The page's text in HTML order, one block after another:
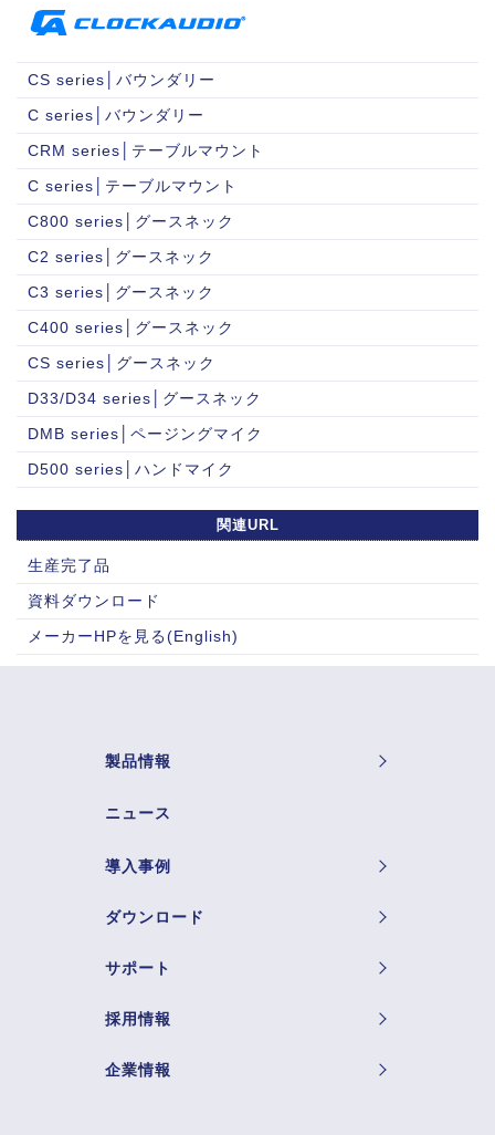
CS series│バウンダリー
C series│バウンダリー
CRM series│テーブルマウント
C series│テーブルマウント
C800 series│グースネック
C2 series│グースネック
C3 series│グースネック
C400 series│グースネック
CS series│グースネック
D33/D34 series│グースネック
DMB series│ページングマイク
D500 series│ハンドマイク
関連URL
生産完了品
資料ダウンロード
メーカーHPを見る(English)
製品情報
ニュース
導入事例
ダウンロード
サポート
採用情報
企業情報